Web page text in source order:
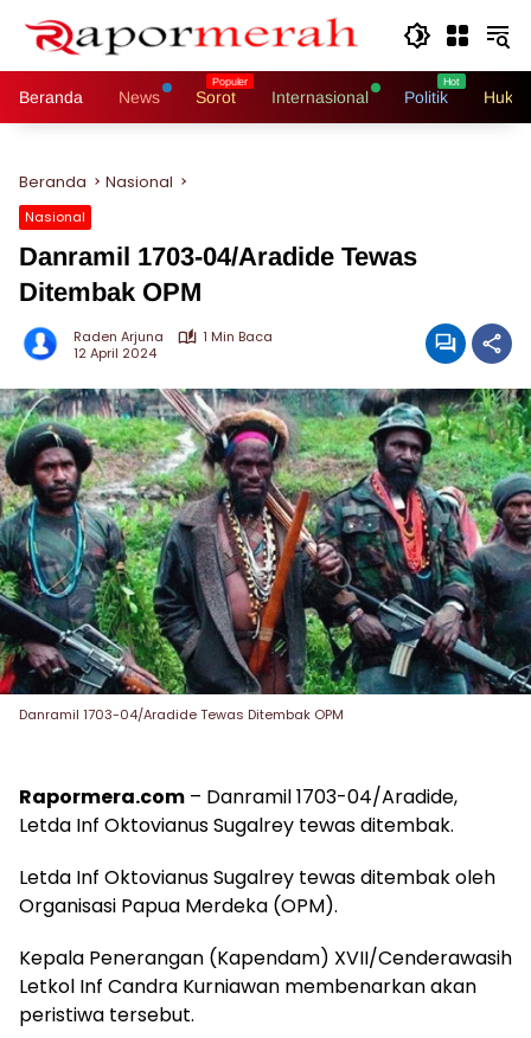
Beranda News Sorot Internasional Politik
Beranda Nasional
Nasional
Danramil 1703-04/Aradide Tewas
Ditembak OPM
Raden Arjuna
1 Min Baca
12 April 2024
Danramil 1703-04/Aradide Tewas Ditembak OPM
Rapormera.com – Danramil 1703-04/Aradide,
Letda Inf Oktovianus Sugalrey tewas ditembak.
Letda Inf Oktovianus Sugalrey tewas ditembak oleh
Organisasi Papua Merdeka (OPM).
Kepala Penerangan (Kapendam) XVII/Cenderawasih
Letkol Inf Candra Kurniawan membenarkan akan
peristiwa tersebut.